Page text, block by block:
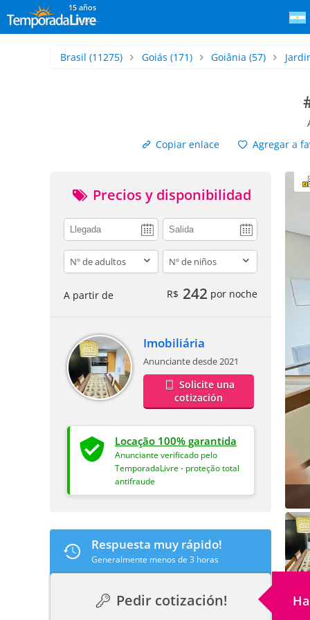
15 años
Brasil (11275) Goiás (171) Goiânia (57)
Copiar enlace
Agregar a
Precios y disponibilidad
adults children
A partir de R$ 242 por noche
Imobiliária
Anunciante desde 2021
Solicite una
cotización
Locação 100% garantida
Anunciante verificado pelo
TemporadaLivre - proteção total
antifraude
Respuesta muy rápido!
Generalmente menos de 3 horas
Pedir cotización!